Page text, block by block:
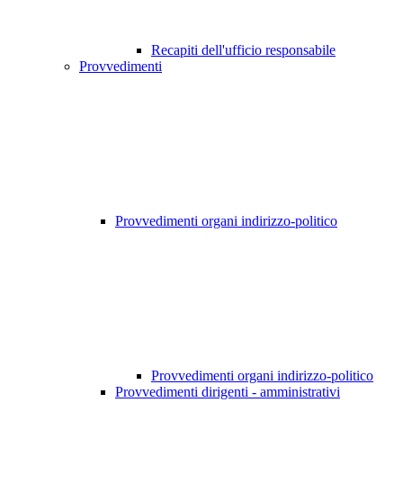
Recapiti dell'ufficio responsabile
Provvedimenti
Provvedimenti organi indirizzo-politico
Provvedimenti organi indirizzo-politico
Provvedimenti dirigenti - amministrativi